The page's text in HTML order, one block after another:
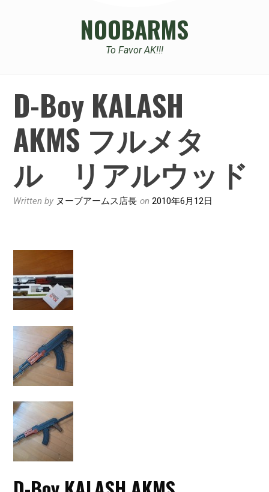
NOOBARMS
To Favor AK!!!
D-Boy KALASH
AKMS フルメタ
ル リアルウッド
Written by ヌーブアームス店長 on2010年6月12日